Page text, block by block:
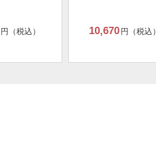
円（税込） 10,670 円（税込）